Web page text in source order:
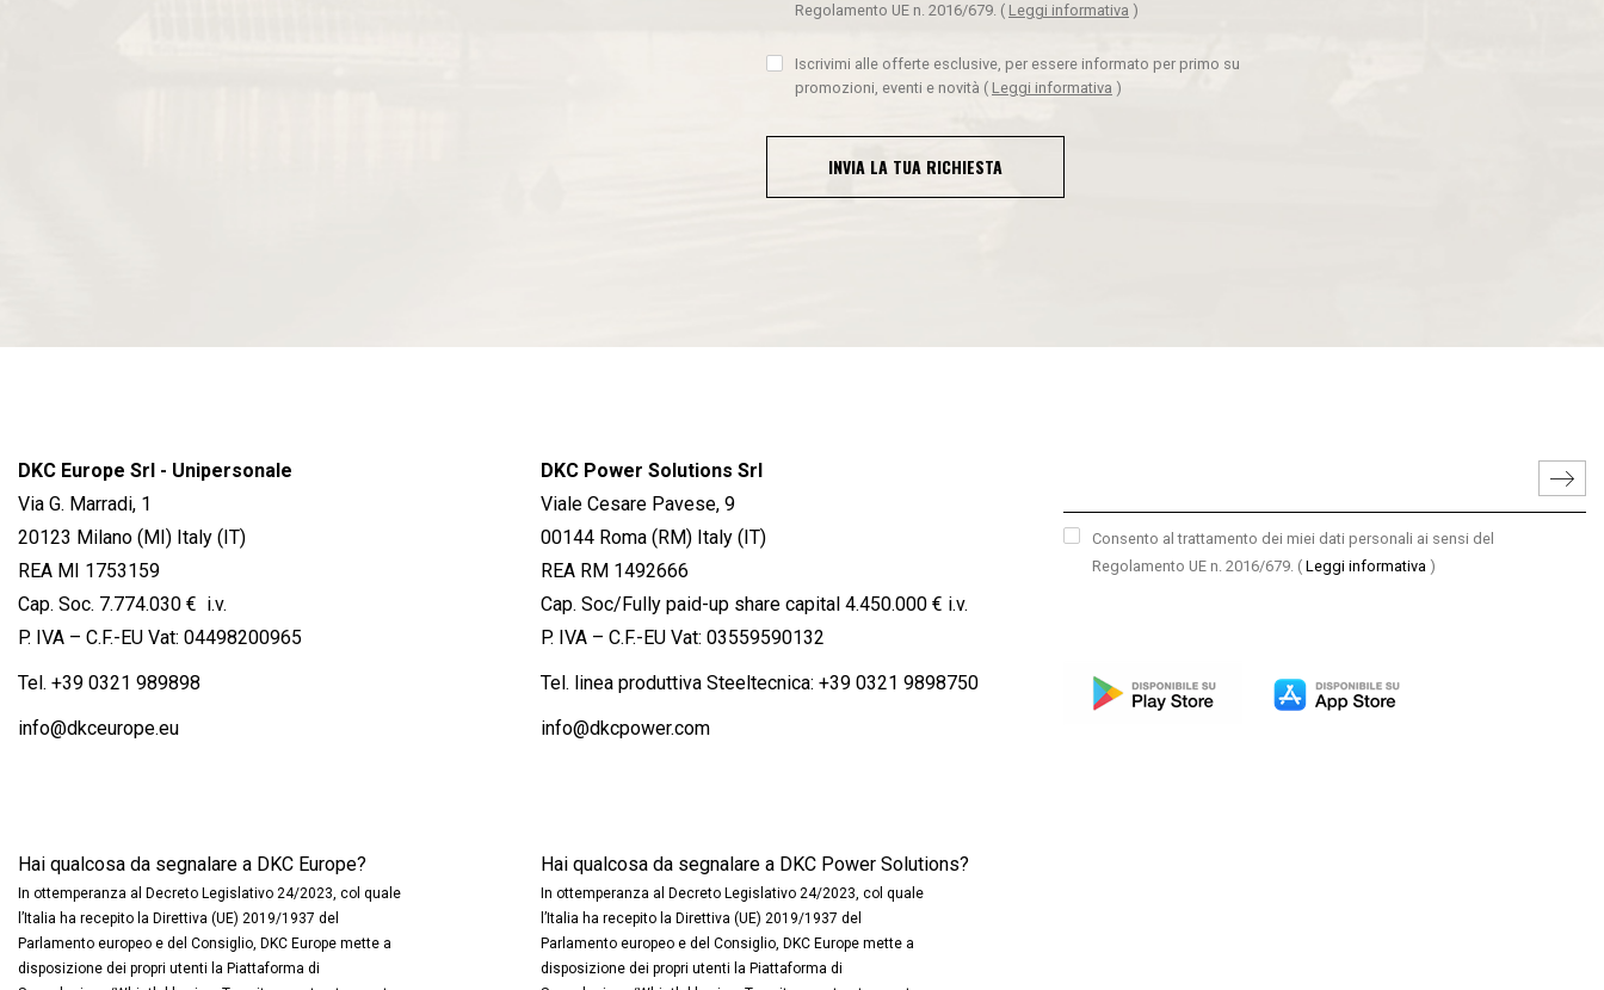
Regolamento UE n. 2016/679. ( Leggi informativa )
Iscrivimi alle offerte esclusive, per essere informato per primo su
promozioni, eventi e novità ( Leggi informativa )
INVIA LA TUA RICHIESTA
DKC Europe Srl - Unipersonale
Via G. Marradi, 1
20123 Milano (MI) Italy (IT)
REA MI 1753159
Cap. Soc. 7.774.030 € i.v.
P. IVA – C.F.-EU Vat: 04498200965
Tel. +39 0321 989898
info@dkceurope.eu
Hai qualcosa da segnalare a DKC Europe?
In ottemperanza al Decreto Legislativo 24/2023, col quale
l’Italia ha recepito la Direttiva (UE) 2019/1937 del
Parlamento europeo e del Consiglio, DKC Europe mette a
disposizione dei propri utenti la Piattaforma di
DKC Power Solutions Srl
Viale Cesare Pavese, 9
00144 Roma (RM) Italy (IT)
REA RM 1492666
Cap. Soc/Fully paid-up share capital 4.450.000 € i.v.
P. IVA – C.F.-EU Vat: 03559590132
Tel. linea produttiva Steeltecnica: +39 0321 9898750
info@dkcpower.com
Hai qualcosa da segnalare a DKC Power Solutions?
In ottemperanza al Decreto Legislativo 24/2023, col quale
l’Italia ha recepito la Direttiva (UE) 2019/1937 del
Parlamento europeo e del Consiglio, DKC Europe mette a
disposizione dei propri utenti la Piattaforma di
Consento al trattamento dei miei dati personali ai sensi del
Regolamento UE n. 2016/679. ( Leggi informativa )